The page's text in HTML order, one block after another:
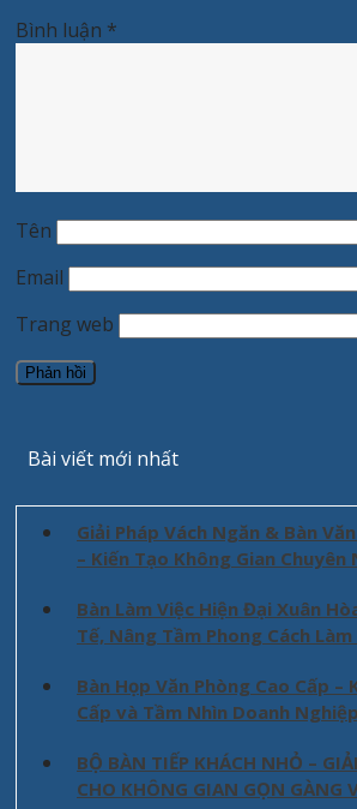
Bình luận *
Tên
Email
Trang web
Bài viết mới nhất
Giải Pháp Vách Ngăn & Bàn
– Kiến Tạo Không Gian
Bàn Làm Việc Hiện Đại Xuân
Tế, Nâng Tầm Phong Cách Làm
Bàn Họp Văn Phòng Cao Cấp –
Cấp và Tầm Nhìn Doanh Nghiệp
BỘ BÀN TIẾP KHÁCH NHỎ –
CHO KHÔNG GIAN GỌN GÀNG